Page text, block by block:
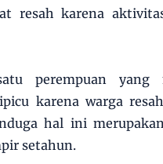
resah karena
perempuan yang
karena warga
hal ini
setahun.